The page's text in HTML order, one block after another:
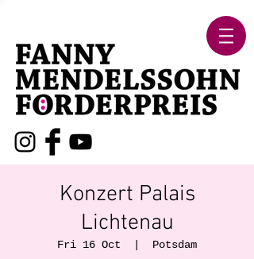
Konzert Palais
Lichtenau
Fri 16 Oct Potsdam